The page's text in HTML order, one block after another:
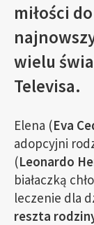
miłości
wielu
Televisa.
Elena (Eva
adopcyjni
(Leonardo
białaczką
leczenie dla
reszta